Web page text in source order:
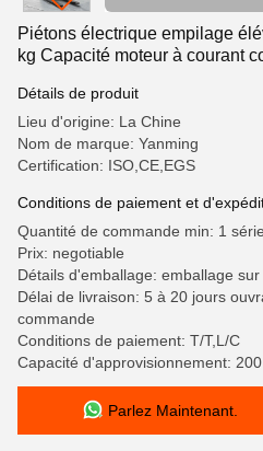
Piétons électrique empilage
kg Capacité moteur à courant
Détails de produit
Lieu d'origine: La Chine
Nom de marque: Yanming
Certification: ISO,CE,EGS
Conditions de paiement et
Quantité de commande min: 1 série
Prix: negotiable
Détails d'emballage: emballage
Délai de livraison: 5 à 20 jours
commande
Conditions de paiement: T/T,L/C
Capacité d'approvisionnement:
Parlez Maintenant.